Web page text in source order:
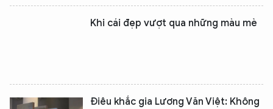
Khi cái đẹp vượt qua những màu mè
Điêu khắc gia Lương Văn Việt: Không